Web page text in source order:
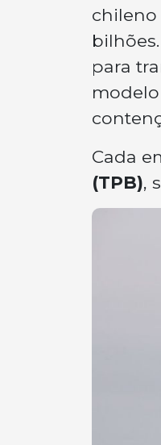
chileno
para
modelo
Cada
(TPB),